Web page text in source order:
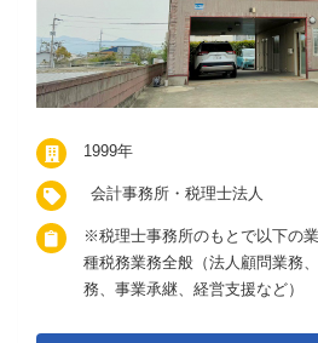
1999年
会計事務所・税理士法人
※税理士事務所のもとで以下の
種税務業務全般（法人顧問業務
務、事業承継、経営支援など）